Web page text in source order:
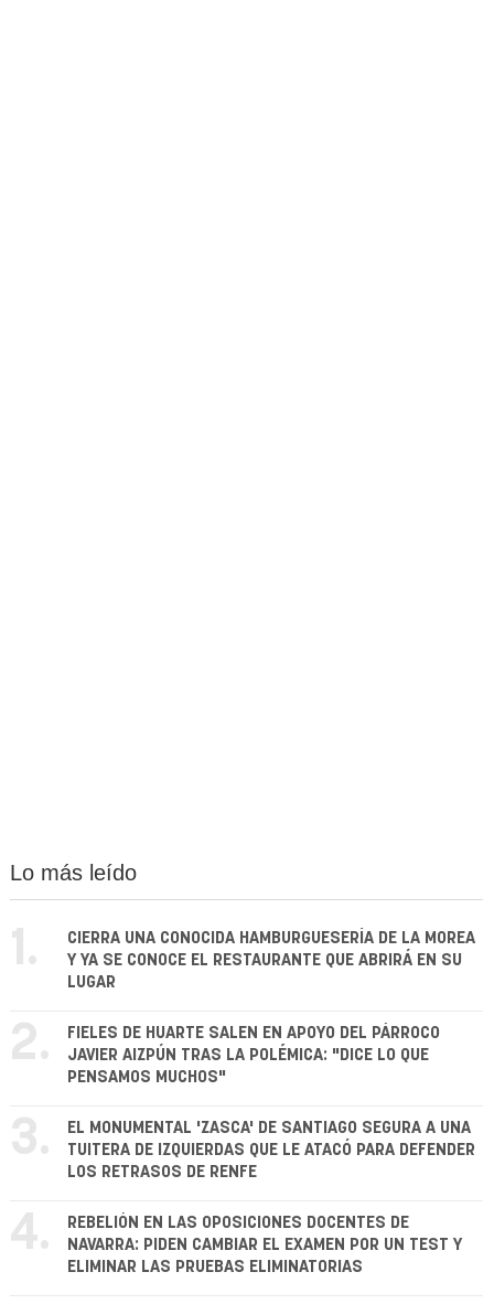
Lo más leído
1.
CIERRA UNA CONOCIDA HAMBURGUESERÍA DE LA MOREA
Y YA SE CONOCE EL RESTAURANTE QUE ABRIRÁ EN SU
LUGAR
2.
FIELES DE HUARTE SALEN EN APOYO DEL PÁRROCO
JAVIER AIZPÚN TRAS LA POLÉMICA: "DICE LO QUE
PENSAMOS MUCHOS"
3.
EL MONUMENTAL 'ZASCA' DE SANTIAGO SEGURA A UNA
TUITERA DE IZQUIERDAS QUE LE ATACÓ PARA DEFENDER
LOS RETRASOS DE RENFE
4.
REBELIÓN EN LAS OPOSICIONES DOCENTES DE
NAVARRA: PIDEN CAMBIAR EL EXAMEN POR UN TEST Y
ELIMINAR LAS PRUEBAS ELIMINATORIAS